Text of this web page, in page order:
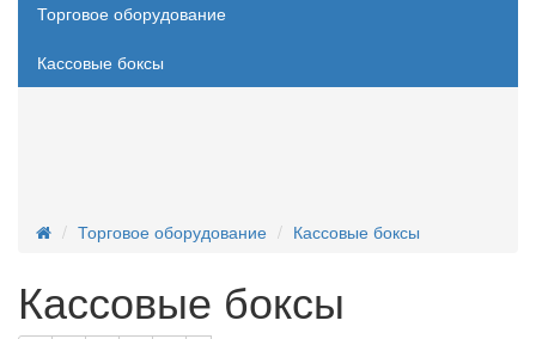
Торговое оборудование
Кассовые боксы
Холодильное оборудование
Торговое оборудование Кассовые боксы
Кассовые боксы